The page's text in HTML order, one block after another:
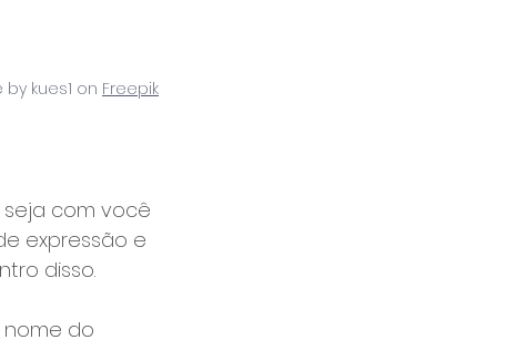
kues1 on Freepik
seja com você
expressão e
disso.
do